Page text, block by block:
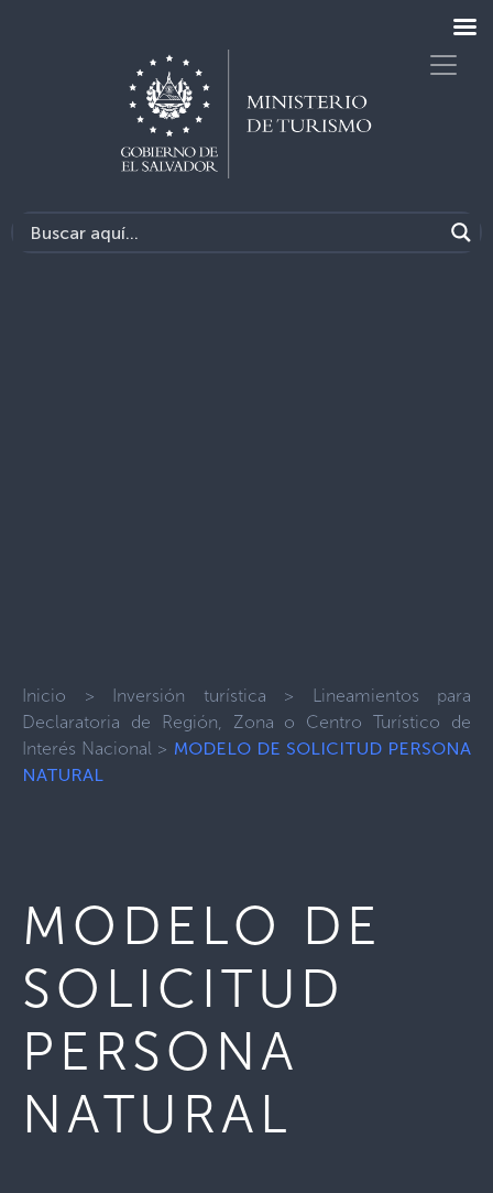
Inicio > Inversión turística >
Lineamientos para
Declaratoria de Región, Zona o Centro Turístico de
Interés Nacional > MODELO DE SOLICITUD PERSONA
NATURAL
MODELO DE
SOLICITUD
PERSONA
NATURAL